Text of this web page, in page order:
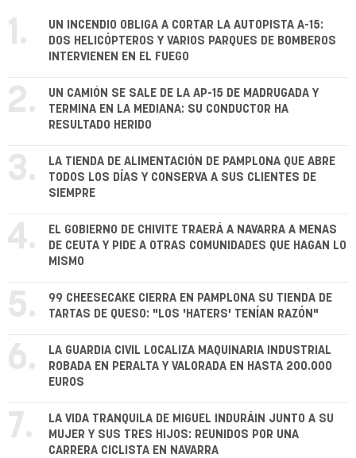
1.
UN INCENDIO OBLIGA A CORTAR LA AUTOPISTA A-15:
DOS HELICÓPTEROS Y VARIOS PARQUES DE BOMBEROS
INTERVIENEN EN EL FUEGO
2.
UN CAMIÓN SE SALE DE LA AP-15 DE MADRUGADA Y
TERMINA EN LA MEDIANA: SU CONDUCTOR HA
RESULTADO HERIDO
3.
LA TIENDA DE ALIMENTACIÓN DE PAMPLONA QUE ABRE
TODOS LOS DÍAS Y CONSERVA A SUS CLIENTES DE
SIEMPRE
4.
EL GOBIERNO DE CHIVITE TRAERÁ A NAVARRA A MENAS
DE CEUTA Y PIDE A OTRAS COMUNIDADES QUE HAGAN LO
MISMO
5.
99 CHEESECAKE CIERRA EN PAMPLONA SU TIENDA DE
TARTAS DE QUESO: "LOS 'HATERS' TENÍAN RAZÓN"
6.
LA GUARDIA CIVIL LOCALIZA MAQUINARIA INDUSTRIAL
ROBADA EN PERALTA Y VALORADA EN HASTA 200.000
EUROS
7.
LA VIDA TRANQUILA DE MIGUEL INDURÁIN JUNTO A SU
MUJER Y SUS TRES HIJOS: REUNIDOS POR UNA
CARRERA CICLISTA EN NAVARRA